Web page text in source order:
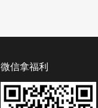
微信拿福利